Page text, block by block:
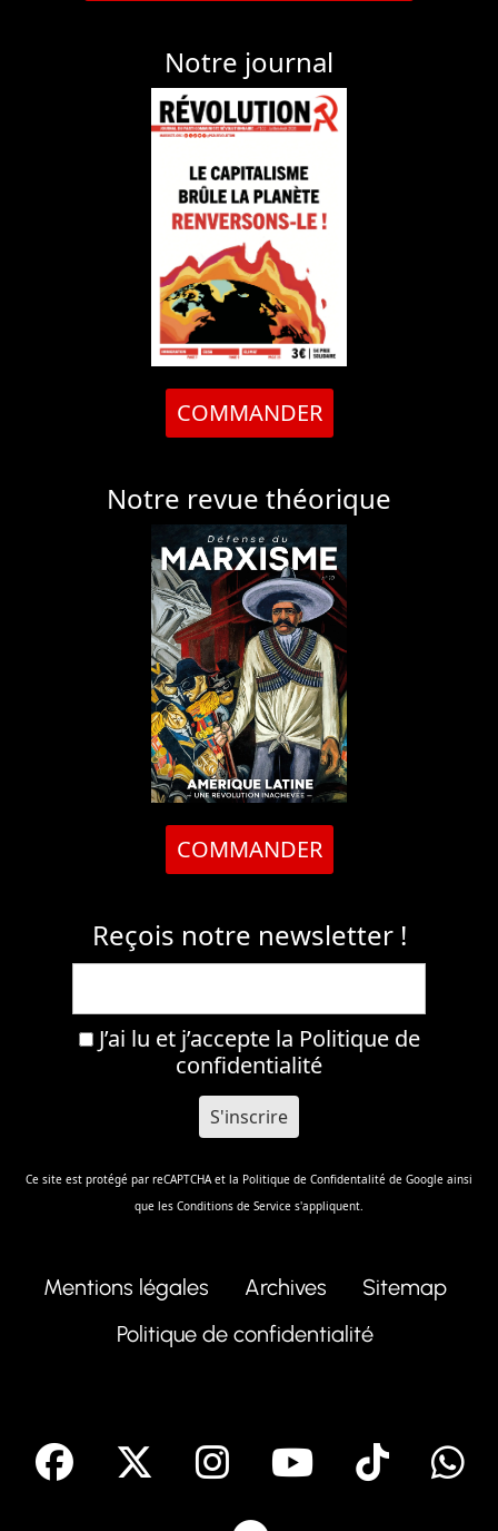
Notre journal
COMMANDER
Notre revue théorique
COMMANDER
Reçois notre newsletter !
J’ai lu et j’accepte la Politique de
confidentialité
Ce site est protégé par reCAPTCHA et la Politique de Confidentalité de Google ainsi
que les Conditions de Service s'appliquent.
Mentions légales Archives
Sitemap
Politique de confidentialité
facebook Instagram
Youtube
Tik